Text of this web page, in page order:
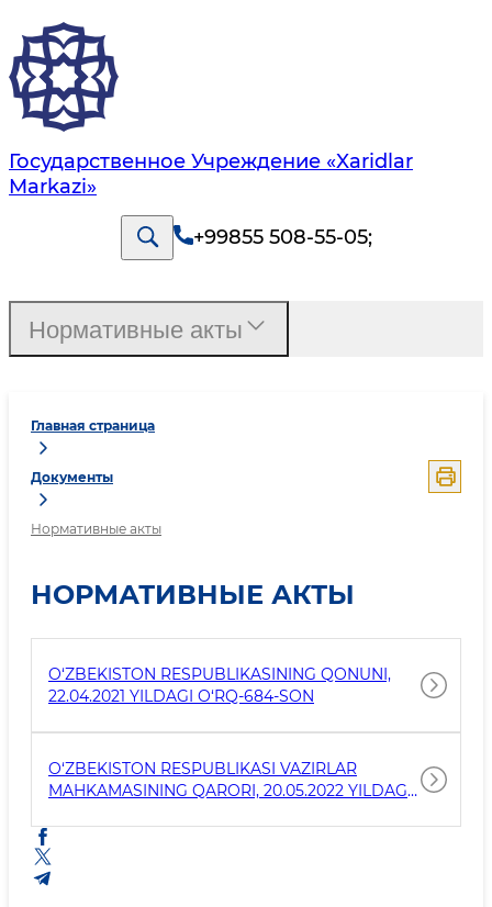
Государственное Учреждение «Xaridlar
Markazi»
+99855 508-55-05;
Главная страница
Документы
Нормативные акты
НОРМАТИВНЫЕ АКТЫ
O‘ZBEKISTON RESPUBLIKASINING QONUNI,
22.04.2021 YILDAGI O‘RQ-684-SON
O‘ZBEKISTON RESPUBLIKASI VAZIRLAR
MAHKAMASINING QARORI, 20.05.2022 YILDAGI
Нормативные акты